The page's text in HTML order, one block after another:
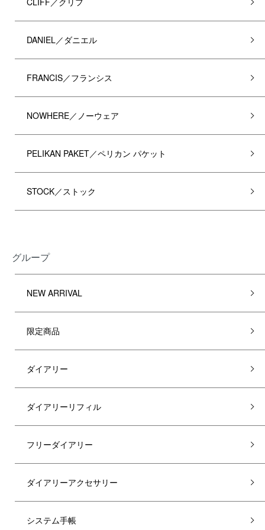
DANIEL／ダニエル
FRANCIS／フランシス
NOWHERE／ノーウェア
PELIKAN PAKET／ペリカン パケット
STOCK／ストック
グループ
NEW ARRIVAL
限定商品
ダイアリー
ダイアリーリフィル
フリーダイアリー
ダイアリーアクセサリー
システム手帳